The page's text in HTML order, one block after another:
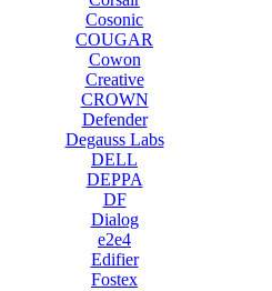
Cosonic
COUGAR
Cowon
Creative
CROWN
Defender
Degauss Labs
DELL
DEPPA
DF
Dialog
e2e4
Edifier
Fostex